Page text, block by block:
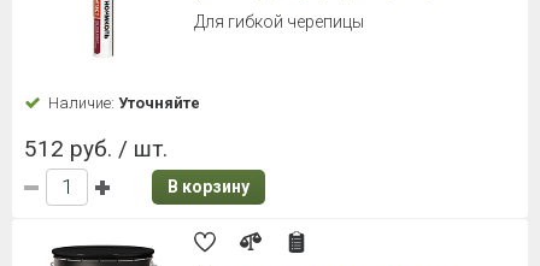
Для гибкой черепицы
Наличие: Уточняйте
512 руб. / шт.
В корзину